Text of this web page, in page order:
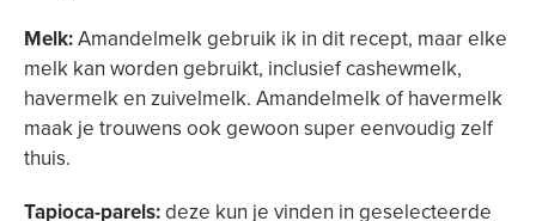
Melk:Amandelmelk gebruik ik in dit recept, maar elke
melk kan worden gebruikt, inclusief cashewmelk,
havermelk en zuivelmelk. Amandelmelk of havermelk
maak je trouwens ook gewoon super eenvoudig zelf
thuis.
Tapioca-parels:deze kun je vinden in geselecteerde